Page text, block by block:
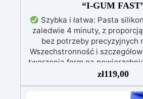
“I-GUM
Szybka i łatwa: Pasta
zaledwie 4 minuty, z
bez potrzeby precyzyjnych
Wszechstronność i
tworzenia form na
skomplikowanych detalach,
żywicą, gipsem, woskiem,
zł119,00